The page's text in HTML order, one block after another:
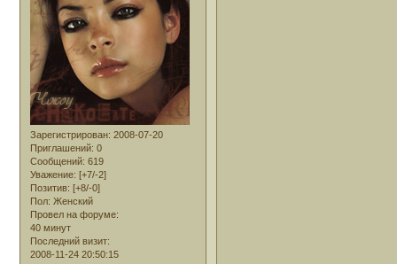
Зарегистрирован: 2008-07-20
Приглашений: 0
Сообщений: 619
Уважение: [+7/-2]
Позитив: [+8/-0]
Пол: Женский
Провел на форуме:
40 минут
Последний визит:
2008-11-24 20:50:15